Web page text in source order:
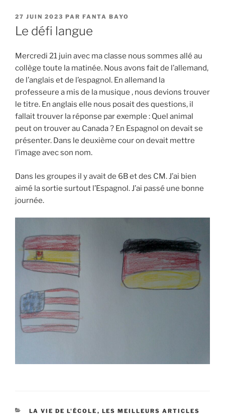
PUBLIÉ
LE
27 JUIN 2023 PAR FANTA BAYO
Le défi langue
Mercredi 21 juin avec ma classe nous sommes allé au
collège toute la matinée. Nous avons fait de l’allemand,
de l’anglais et de l’espagnol. En allemand la
professeure a mis de la musique , nous devions trouver
le titre. En anglais elle nous posait des questions, il
fallait trouver la réponse par exemple : Quel animal
peut on trouver au Canada ? En Espagnol on devait se
présenter. Dans le deuxième cour on devait mettre
l’image avec son nom.
Dans les groupes il y avait de 6B et des CM. J’ai bien
aimé la sortie surtout l’Espagnol. J’ai passé une bonne
journée.
CATÉGORIES
LA VIE DE L'ÉCOLE , LES MEILLEURS ARTICLES